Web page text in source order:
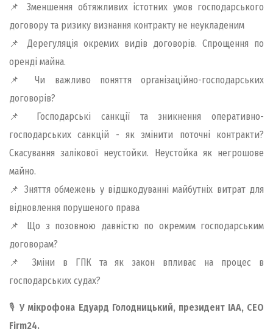
📌 Зменшення обтяжливих істотних умов господарського
договору та ризику визнання контракту не неукладеним
📌 Дерегуляція окремих видів договорів. Спрощення по
оренді майна.
📌 Чи важливо поняття організаційно-господарських
договорів?
📌 Господарські санкції та зникнення оперативно-
господарських санкцій - як змінити поточні контракти?
Скасування залікової неустойки. Неустойка як негрошове
майно.
📌 Зняття обмежень у відшкодуванні майбутніх витрат для
відновлення порушеного права
📌 Що з позовною давністю по окремим господарським
договорам?
📌 Зміни в ГПК та як закон впливає на процес в
господарських судах?
🎙У мікрофона Едуард Голодницький, президент ІАА, СЕО
Firm24.